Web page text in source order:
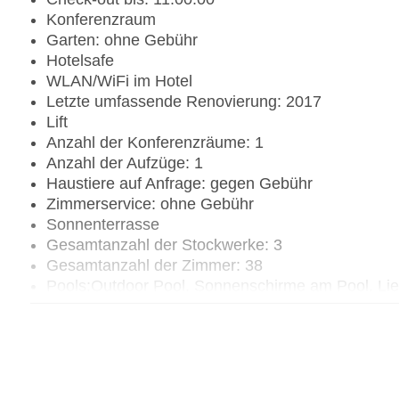
Konferenzraum
Garten: ohne Gebühr
Hotelsafe
WLAN/WiFi im Hotel
Letzte umfassende Renovierung: 2017
Lift
Anzahl der Konferenzräume: 1
Anzahl der Aufzüge: 1
Haustiere auf Anfrage: gegen Gebühr
Zimmerservice: ohne Gebühr
Sonnenterrasse
Gesamtanzahl der Stockwerke: 3
Gesamtanzahl der Zimmer: 38